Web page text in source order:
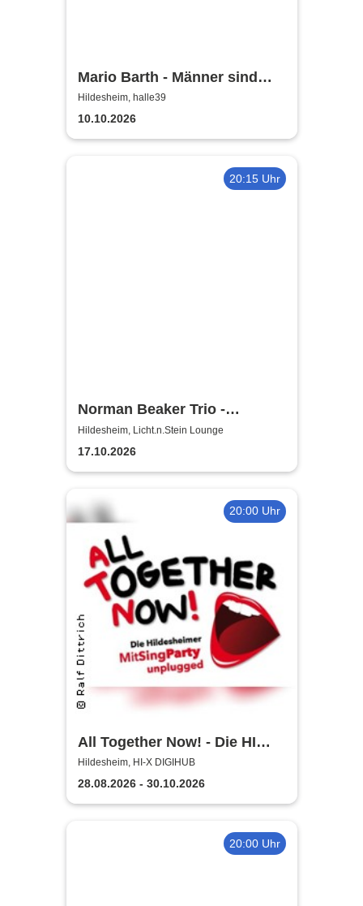
Mario Barth - Männer sind
nichts ohne die Frauen
Hildesheim, halle39
10.10.2026
20:15 Uhr
Norman Beaker Trio -
Licht.n.Stein Lounge
Hildesheim, Licht.n.Stein Lounge
17.10.2026
20:00 Uhr
All Together Now! - Die HI
MitSingParty
Hildesheim, HI-X DIGIHUB
28.08.2026 - 30.10.2026
20:00 Uhr